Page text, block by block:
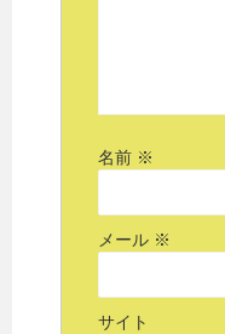
名前 ※
メール ※
サイト